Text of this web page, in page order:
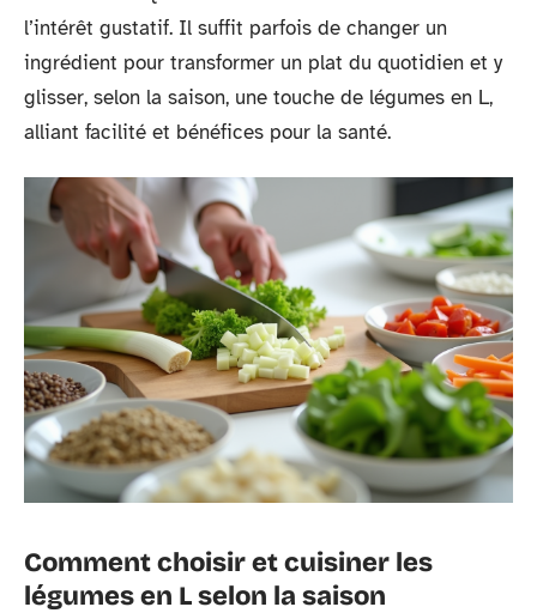
l’intérêt gustatif. Il suffit parfois de changer un
ingrédient pour transformer un plat du quotidien et y
glisser, selon la saison, une touche de légumes en L,
alliant facilité et bénéfices pour la santé.
Comment choisir et cuisiner les
légumes en L selon la saison